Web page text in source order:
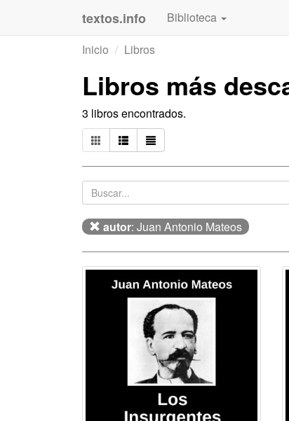
textos.info
Biblioteca
Inicio
Libros
Libros más
3 libros encontrados.
autor: Juan Antonio Mateos